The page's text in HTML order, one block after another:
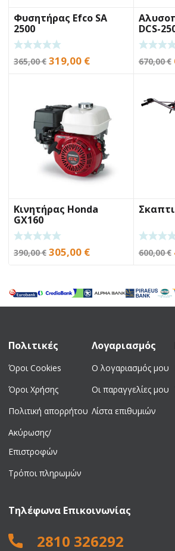
Φυσητήρας Efco SA
2500
365,00€ Original
365,00 €.
319,00 €Η
είναι:
319,00 €.
DCS-
670,00€
Κινητήρας Honda
GX160
390,00€ Original
390,00 €.
305,00 €Η
είναι:
305,00 €.
600,00€
Πολιτικές
Όροι Cookies
Όροι Χρήσης
Πολιτική απορρήτου
Ακύρωσης/
Επιστροφών
Τρόποι πληρωμών
Λογαριασμός
Ο λογαριασμός μου
Οι παραγγελίες μου
Λίστα επιθυμιών
Τηλέφωνα Επικοινωνίας
2810 326292